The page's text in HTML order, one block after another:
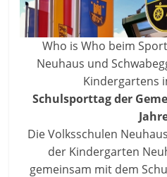
Who is Who beim
Neuhaus und
Kindergartens
Schulsporttag der
Die Volksschulen
der Kindergarten
gemeinsam mit dem